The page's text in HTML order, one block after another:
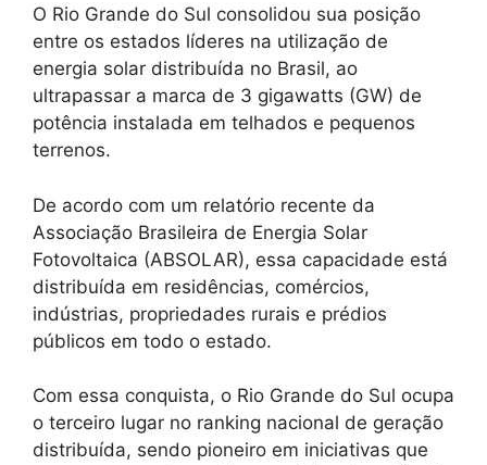
O Rio Grande do Sul consolidou sua posição
entre os estados líderes na utilização de
energia solar distribuída no Brasil, ao
ultrapassar a marca de 3 gigawatts (GW) de
potência instalada em telhados e pequenos
terrenos.
De acordo com um relatório recente da
Associação Brasileira de Energia Solar
Fotovoltaica (ABSOLAR), essa capacidade está
distribuída em residências, comércios,
indústrias, propriedades rurais e prédios
públicos em todo o estado.
Com essa conquista, o Rio Grande do Sul ocupa
o terceiro lugar no ranking nacional de geração
distribuída, sendo pioneiro em iniciativas que